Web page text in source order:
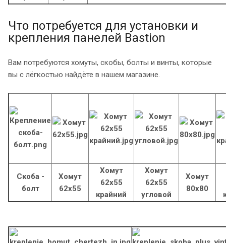
Что потребуется для установки и
крепления панелей Bastion
Вам потребуются хомуты, скобы, болты и винты, которые
вы с лёгкостью найдёте в нашем магазине.
Скоба -
болт
Хомут
62х55
Хомут
62х55
крайний
Хомут
62х55
угловой
Хомут
80х80